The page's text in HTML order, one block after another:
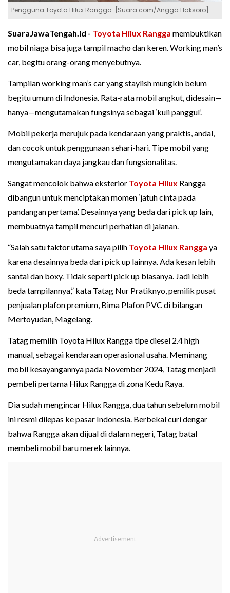
Pengguna Toyota Hilux Rangga. [Suara.com/Angga Haksoro]
SuaraJawaTengah.id - Toyota Hilux Rangga membuktikan
mobil niaga bisa juga tampil macho dan keren. Working man’s
car, begitu orang-orang menyebutnya.
Tampilan working man’s car yang staylish mungkin belum
begitu umum di Indonesia. Rata-rata mobil angkut, didesain—
hanya—mengutamakan fungsinya sebagai ‘kuli panggul’.
Mobil pekerja merujuk pada kendaraan yang praktis, andal,
dan cocok untuk penggunaan sehari-hari. Tipe mobil yang
mengutamakan daya jangkau dan fungsionalitas.
Sangat mencolok bahwa eksterior Toyota Hilux Rangga
dibangun untuk menciptakan momen ‘jatuh cinta pada
pandangan pertama’. Desainnya yang beda dari pick up lain,
membuatnya tampil mencuri perhatian di jalanan.
“Salah satu faktor utama saya pilih Toyota Hilux Rangga ya
karena desainnya beda dari pick up lainnya. Ada kesan lebih
santai dan boxy. Tidak seperti pick up biasanya. Jadi lebih
beda tampilannya,” kata Tatag Nur Pratiknyo, pemilik pusat
penjualan plafon premium, Bima Plafon PVC di bilangan
Mertoyudan, Magelang.
Tatag memilih Toyota Hilux Rangga tipe diesel 2.4 high
manual, sebagai kendaraan operasional usaha. Meminang
mobil kesayangannya pada November 2024, Tatag menjadi
pembeli pertama Hilux Rangga di zona Kedu Raya.
Dia sudah mengincar Hilux Rangga, dua tahun sebelum mobil
ini resmi dilepas ke pasar Indonesia. Berbekal curi dengar
bahwa Rangga akan dijual di dalam negeri, Tatag batal
membeli mobil baru merek lainnya.